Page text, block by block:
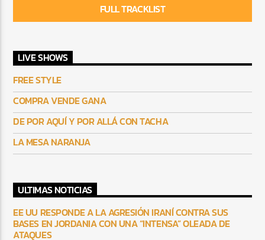
FULL TRACKLIST
LIVE SHOWS
FREE STYLE
COMPRA VENDE GANA
DE POR AQUÍ Y POR ALLÁ CON TACHA
LA MESA NARANJA
ULTIMAS NOTICIAS
EE UU RESPONDE A LA AGRESIÓN IRANÍ CONTRA SUS
BASES EN JORDANIA CON UNA “INTENSA” OLEADA DE
ATAQUES